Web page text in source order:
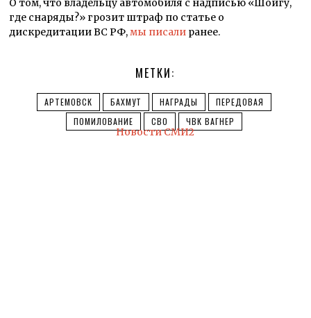
О том, что владельцу автомобиля с надписью «Шойгу,
где снаряды?» грозит штраф по статье о
дискредитации ВС РФ,мы писали ранее.
МЕТКИ:
АРТЕМОВСК БАХМУТ НАГРАДЫ
ПЕРЕДОВАЯ
ПОМИЛОВАНИЕ
СВО ЧВК ВАГНЕР
Новости СМИ2